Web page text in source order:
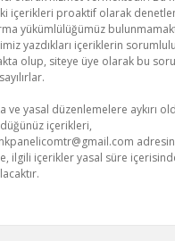
içerikleri proaktif olarak
yükümlülüğümüz
yazdıkları içeriklerin
olup, siteye üye olarak bu
ve yasal düzenlemelere aykırı
içerikleri,
ilgili içerikler yasal süre